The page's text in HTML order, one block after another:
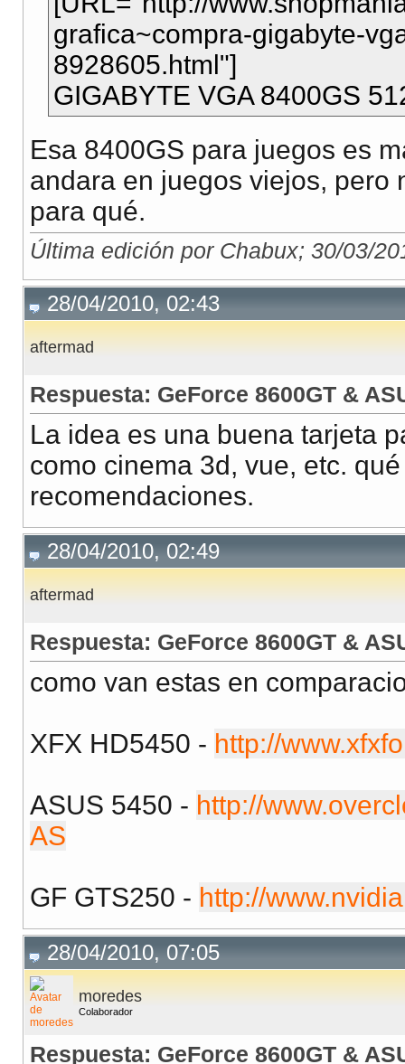
grafica~compra-gigabyte-
8928605.html"]
GIGABYTE VGA 8400GS
Esa 8400GS para juegos es
andara en juegos viejos, pero
para qué.
Última edición por Chabux; 30/03/
28/04/2010, 02:43
aftermad
Respuesta: GeForce 8600GT &
La idea es una buena tarjeta
como cinema 3d, vue, etc.
recomendaciones.
28/04/2010, 02:49
aftermad
Respuesta: GeForce 8600GT &
como van estas en
XFX HD5450 - http://
ASUS 5450 - http://
AS
GF GTS250 - http://
28/04/2010, 07:05
moredes
Colaborador
Respuesta: GeForce 8600GT &